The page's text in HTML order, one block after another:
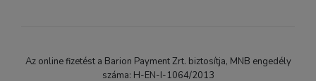
Az online fizetést a Barion Payment Zrt. biztosítja, MNB engedély
száma: H-EN-I-1064/2013